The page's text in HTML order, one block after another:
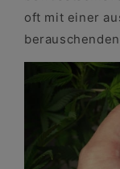
oft mit einer